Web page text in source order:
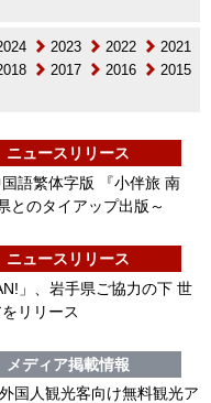
2023 2022
2021
2017 2016
2015
ニュースリリース
語繁体字版 『小伴旅 南
とのタイアップ出版～
ニュースリリース
」、岩手県ご協力の下 世
リリース
メディア掲載情報
国人観光客向け無料観光ア